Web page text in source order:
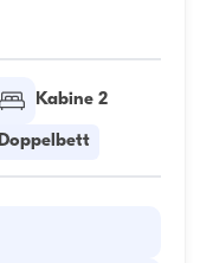
Kabine 2
Doppelbett